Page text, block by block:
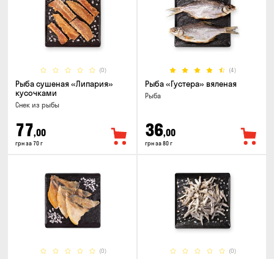
(0)
Рыба сушеная «Липария»
кусочками
Снек из рыбы
77,00
грн за 70 г
(4)
Рыба «Густера» вяленая
Рыба
36,00
грн за 80 г
(0) (0)